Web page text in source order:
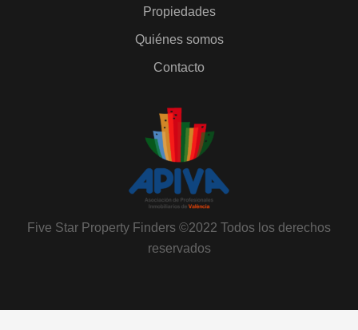
Propiedades
Quiénes somos
Contacto
Five Star Property Finders ©2022 Todos los derechos
reservados